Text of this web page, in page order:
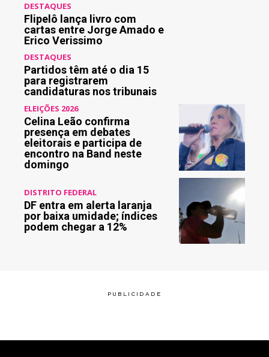
DESTAQUES
Flipelô lança livro com
cartas entre Jorge Amado e
Erico Verissimo
DESTAQUES
Partidos têm até o dia 15
para registrarem
candidaturas nos tribunais
ELEIÇÕES 2026
Celina Leão confirma
presença em debates
eleitorais e participa de
encontro na Band neste
domingo
DISTRITO FEDERAL
DF entra em alerta laranja
por baixa umidade; índices
podem chegar a 12%